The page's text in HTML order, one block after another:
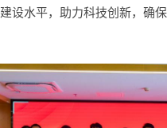
水平，助力科技创新，确